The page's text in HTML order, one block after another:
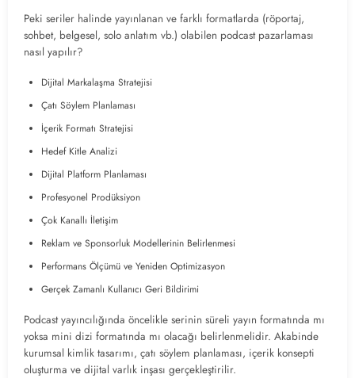
Peki seriler halinde yayınlanan ve farklı formatlarda (röportaj,
sohbet, belgesel, solo anlatım vb.) olabilen podcast pazarlaması
nasıl yapılır?
Dijital Markalaşma Stratejisi
Çatı Söylem Planlaması
İçerik Formatı Stratejisi
Hedef Kitle Analizi
Dijital Platform Planlaması
Profesyonel Prodüksiyon
Çok Kanallı İletişim
Reklam ve Sponsorluk Modellerinin Belirlenmesi
Performans Ölçümü ve Yeniden Optimizasyon
Gerçek Zamanlı Kullanıcı Geri Bildirimi
Podcast yayıncılığında öncelikle serinin süreli yayın formatında mı
yoksa mini dizi formatında mı olacağı belirlenmelidir. Akabinde
kurumsal kimlik tasarımı, çatı söylem planlaması, içerik konsepti
oluşturma ve dijital varlık inşası gerçekleştirilir.